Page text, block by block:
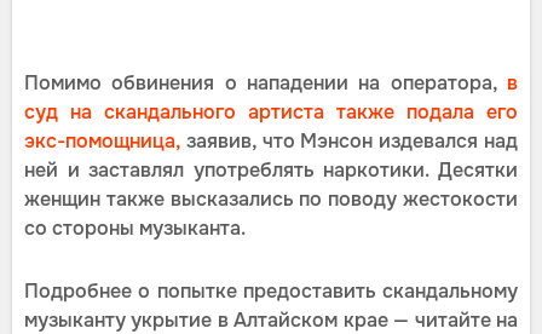
Помимо обвинения о нападении на оператора, в
суд на скандального артиста также подала его
экс-помощница, заявив, что Мэнсон издевался над
ней и заставлял употреблять наркотики. Десятки
женщин также высказались по поводу жестокости
со стороны музыканта.
Подробнее о попытке предоставить скандальному
музыканту укрытие в Алтайском крае — читайте на